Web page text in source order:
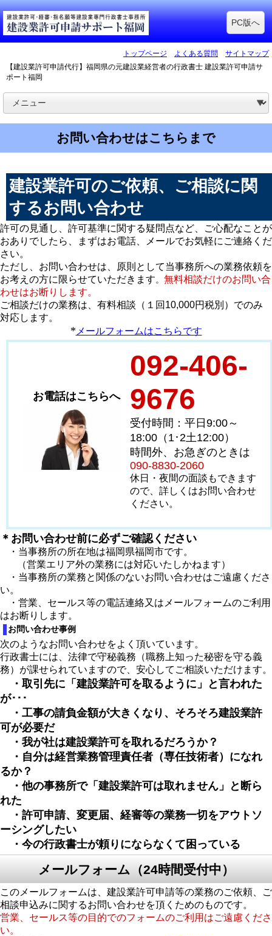
PC版へ
トップページ よくある質問
サイトマップ
【建設業許可申請代行】福岡県の元建設業経営者の行政書士 建設業許可申請サ
ポート福岡
お問い合わせはこちらまで
建設業許可のご依頼、ご相談に関
するお問い合わせ
許可の見通し、許可基準に関する疑問点など、ご心配なことが
おありでしたら、まずはお電話、メールでお気軽にご連絡くだ
さい。
ただし、お問い合わせは、原則として当事務所への業務依頼を
お考えの方に限らせていただきます。 無料相談だけのお問い合
わせはお断りします。
ご相談だけの業務は、有料相談（１回10,000円税別）でのみ
対応します。
* メールフォームはこちらです
お電話はこちらへ
092-406-
9676
受付時間：平日9:00～
18:00（1･2土12:00）
時間外、お急ぎのときは
090-8830-2060
休日・夜間の面談もできます
ので、詳しくはお問い合わせ
ください。
＊お問い合わせ前に必ずご確認ください
・当事務所の所在地は福岡県福岡市です。
（営業エリア外の業務には対応いたしかねます）
・当事務所の業務と関係のないお問い合わせはご遠慮くださ
い。
・営業、セールス等の電話連絡又はメールフォームのご利用
はお断りします。
お問い合わせ事例
次のようなお問い合わせをよく頂いています。
行政書士には、法律で守秘義務（職務上知った秘密を守る義
務）が課せられていますので、安心してご相談いただけます。
・取引先に「建設業許可を取るように」と言われた
が･･･
・工事の請負金額が大きくなり、そろそろ建設業許
可が必要だ
・我が社は建設業許可を取れるだろうか？
・自分は経営業務管理責任者（専任技術者）になれ
るか？
・他の事務所で「建設業許可は取れません」と断ら
れた
・許可申請、変更届、経審等の業務一切をアウトソ
ーシングしたい
・今の行政書士が頼りにならなくて困っている
メールフォーム（24時間受付中）
このメールフォームは、建設業許可申請等の業務のご依頼、ご
相談申込みに関するお問い合わせを頂くためのものです。
営業、セールス等の目的でのフォームのご利用はご遠慮くださ
い。